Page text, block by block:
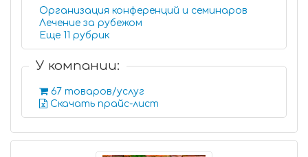
Организация конференций и семинаров
Лечение за рубежом
Еще 11 рубрик
У компании:
67 товаров/услуг
Скачать прайс-лист